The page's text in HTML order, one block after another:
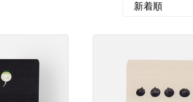
新着順